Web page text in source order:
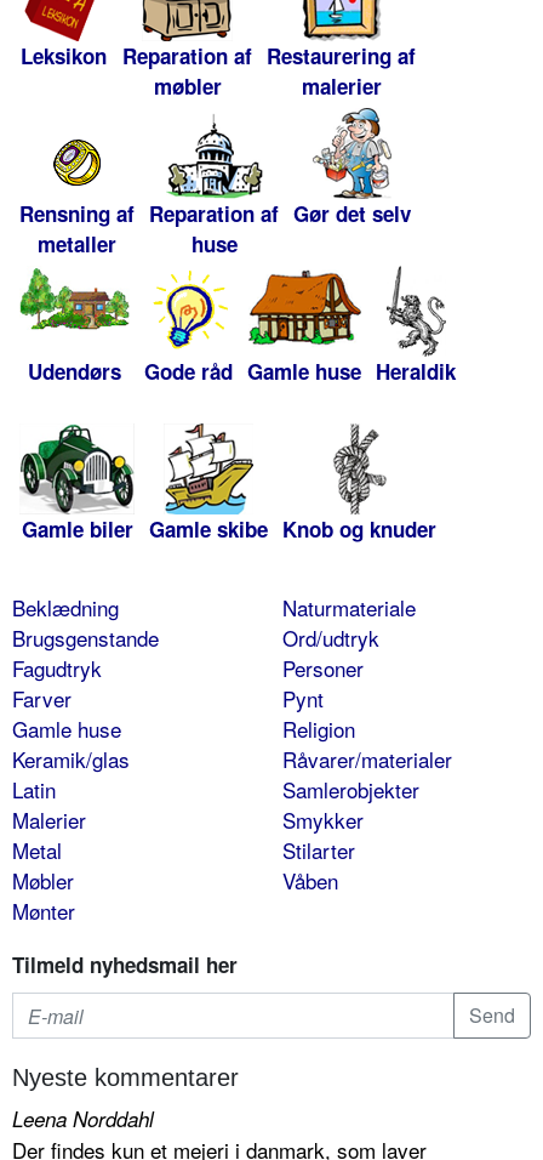
Leksikon Reparation af
møbler
Restaurering af
malerier
Rensning af
metaller
Reparation af
huse
Gør det selv
Udendørs Gode råd Gamle huse Heraldik
Gamle biler Gamle skibe Knob og knuder
Beklædning
Brugsgenstande
Fagudtryk
Farver
Gamle huse
Keramik/glas
Latin
Malerier
Metal
Møbler
Mønter
Naturmateriale
Ord/udtryk
Personer
Pynt
Religion
Råvarer/materialer
Samlerobjekter
Smykker
Stilarter
Våben
Tilmeld nyhedsmail her
Nyeste kommentarer
Leena Norddahl
Der findes kun et mejeri i danmark, som laver